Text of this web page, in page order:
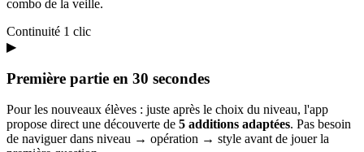
combo de la veille.
Continuité 1 clic
▶
Première partie en 30 secondes
Pour les nouveaux élèves : juste après le choix du niveau, l'app
propose direct une découverte de 5 additions adaptées. Pas besoin
de naviguer dans niveau → opération → style avant de jouer la